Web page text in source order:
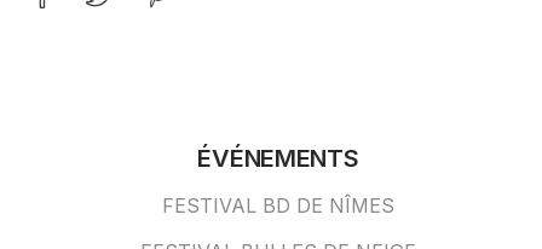
ÉVÉNEMENTS
FESTIVAL BD DE NÎMES